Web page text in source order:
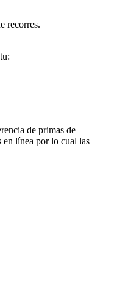
recorres.
de primas de
en línea por lo cual las